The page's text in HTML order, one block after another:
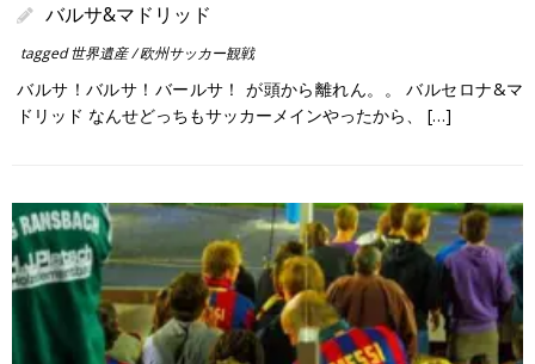
バルサ&マドリッド
tagged世界遺産/欧州サッカー観戦
バルサ！バルサ！バールサ！ が頭から離れん。。 バルセロナ&マ
ドリッド なんせどっちもサッカーメインやったから、 […]